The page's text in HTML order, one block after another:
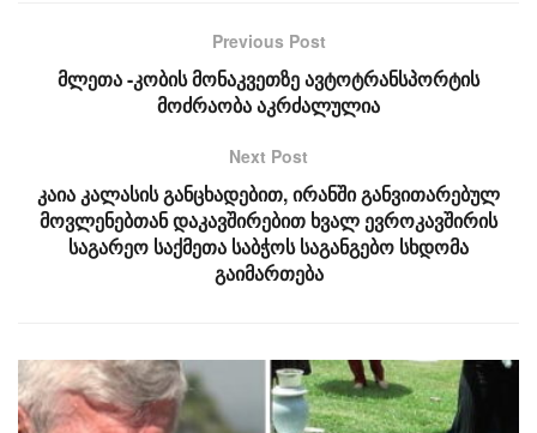
Previous Post
მლეთა -კობის მონაკვეთზე ავტოტრანსპორტის
მოძრაობა აკრძალულია
Next Post
კაია კალასის განცხადებით, ირანში განვითარებულ
მოვლენებთან დაკავშირებით ხვალ ევროკავშირის
საგარეო საქმეთა საბჭოს საგანგებო სხდომა
გაიმართება